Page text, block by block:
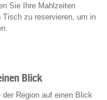
Sie Ihre Mahlzeiten
Tisch zu reservieren, um in
Blick
Region auf einen Blick